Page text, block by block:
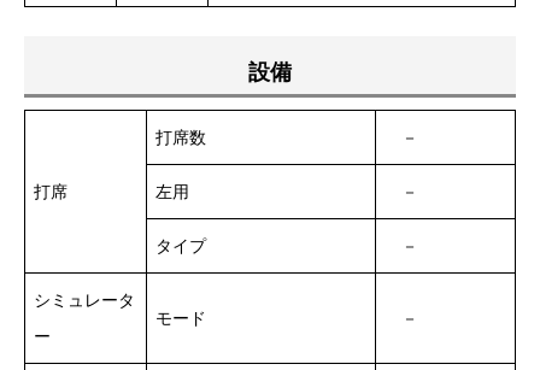
設備
打席
打席数 －
左用 －
タイプ －
シミュレータ
ー
モード －